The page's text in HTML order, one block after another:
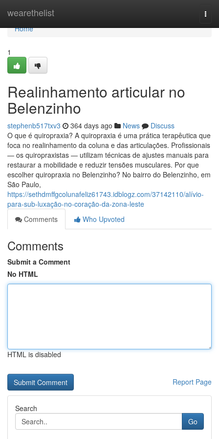
wearethelist
Home
Home
1
Realinhamento articular no
Belenzinho
stephenb517txv3 364 days ago News
Discuss
O que é quiropraxia? A quiropraxia é uma prática terapêutica que
foca no realinhamento da coluna e das articulações. Profissionais
— os quiropraxistas — utilizam técnicas de ajustes manuais para
restaurar a mobilidade e reduzir tensões musculares. Por que
escolher quiropraxia no Belenzinho? No bairro do Belenzinho, em
São Paulo,
https://sethdmffgcolunafeliz61743.idblogz.com/37142110/alívio-
para-sub-luxação-no-coração-da-zona-leste
Comments
Who Upvoted
Comments
Submit a Comment
No HTML
HTML is disabled
Report Page
Search
Go